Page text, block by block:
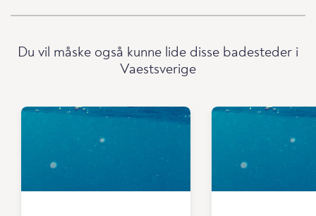
Du vil måske også kunne lide disse badesteder i
Vaestsverige